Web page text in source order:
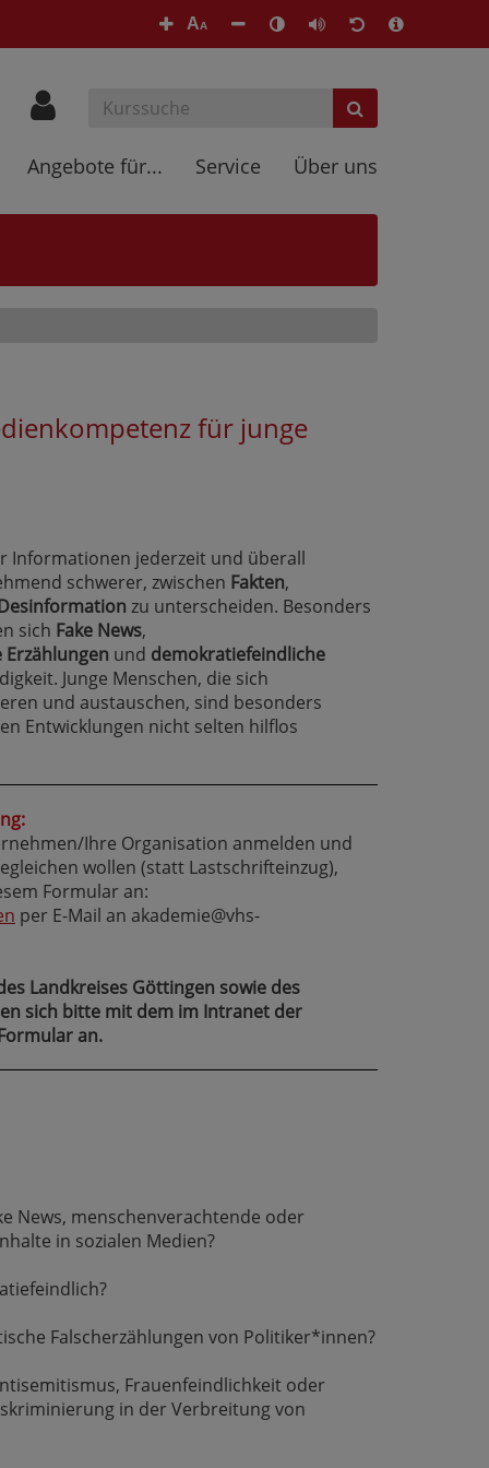
AA
Angebote für... Service Über uns
für junge
Informationen jederzeit und überall
schwerer, zwischen Fakten,
zu unterscheiden. Besonders
sich Fake News,
und demokratiefeindliche
Junge Menschen, die sich
und austauschen, sind besonders
Entwicklungen nicht selten hilflos
Ihre Organisation anmelden und
wollen (statt Lastschrifteinzug),
Formular an:
per E-Mail an akademie@vhs-
Landkreises Göttingen sowie des
sich bitte mit dem im Intranet der
an.
News, menschenverachtende oder
in sozialen Medien?
Falscherzählungen von Politiker*innen?
Frauenfeindlichkeit oder
in der Verbreitung von